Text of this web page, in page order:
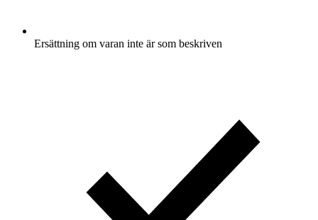
Ersättning om varan inte är som beskriven